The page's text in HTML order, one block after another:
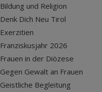
Bildung und Religion
Denk Dich Neu Tirol
Exerzitien
Franziskusjahr 2026
Frauen in der Diözese
Gegen Gewalt an Frauen
Geistliche Begleitung